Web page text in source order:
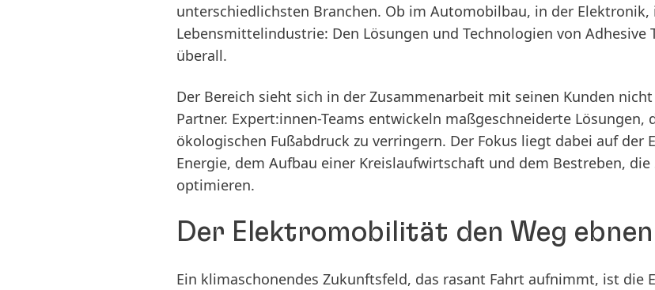
unterschiedlichsten Branchen. Ob im Automobilbau, in der
Lebensmittelindustrie: Den Lösungen und Technologien von Adhesive
überall.
Der Bereich sieht sich in der Zusammenarbeit mit seinen Kunden
Partner. Expert:innen-Teams entwickeln maßgeschneiderte
ökologischen Fußabdruck zu verringern. Der Fokus liegt dabei auf der
Energie, dem Aufbau einer Kreislaufwirtschaft und dem Bestreben,
optimieren.
Der Elektromobilität den Weg ebnen
Ein klimaschonendes Zukunftsfeld, das rasant Fahrt aufnimmt, ist die